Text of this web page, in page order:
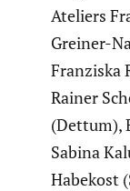
Ateliers
Greiner-
Franziska
Rainer
(Dettum),
Sabina
Habekost